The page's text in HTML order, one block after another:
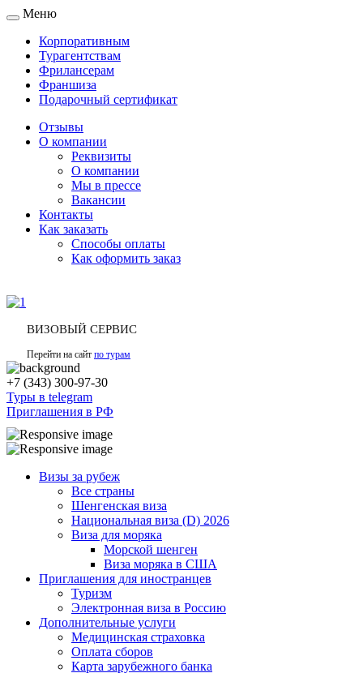
Toggle
navigation
Меню
Корпоративным
Турагентствам
Фрилансерам
Франшиза
Подарочный сертификат
Отзывы
О компании
Реквизиты
О компании
Мы в прессе
Вакансии
Контакты
Как заказать
Способы оплаты
Как оформить заказ
ВИЗОВЫЙ СЕРВИС
Перейти на сайт по турам
+7 (343) 300-97-30
Туры в telegram
Приглашения в РФ
Визы за рубеж
Все страны
Шенгенская виза
Национальная виза (D) 2026
Виза для моряка
Морской шенген
Виза моряка в США
Приглашения для иностранцев
Туризм
Электронная виза в Россию
Дополнительные услуги
Медицинская страховка
Оплата сборов
Карта зарубежного банка